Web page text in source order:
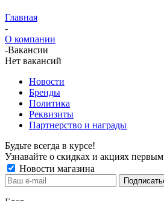
Главная
-
О компании
-Вакансии
Нет вакансий
Новости
Бренды
Политика
Реквизиты
Партнерство и награды
Будьте всегда в курсе!
Узнавайте о скидках и акциях первым
Новости магазина